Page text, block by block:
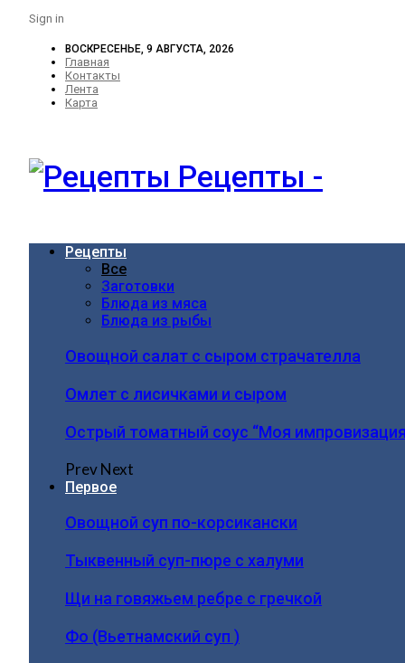
Sign in
ВОСКРЕСЕНЬЕ, 9 АВГУСТА, 2026
Главная
Контакты
Лента
Карта
Рецепты -
Рецепты
Все
Заготовки
Блюда из мяса
Блюда из рыбы
Овощной салат с сыром страчателла
Омлет с лисичками и сыром
Острый томатный соус “Моя
PrevNext
Первое
Овощной суп по-корсикански
Тыквенный суп-пюре с халуми
Щи на говяжьем ребре с гречкой
Фо (Вьетнамский суп )